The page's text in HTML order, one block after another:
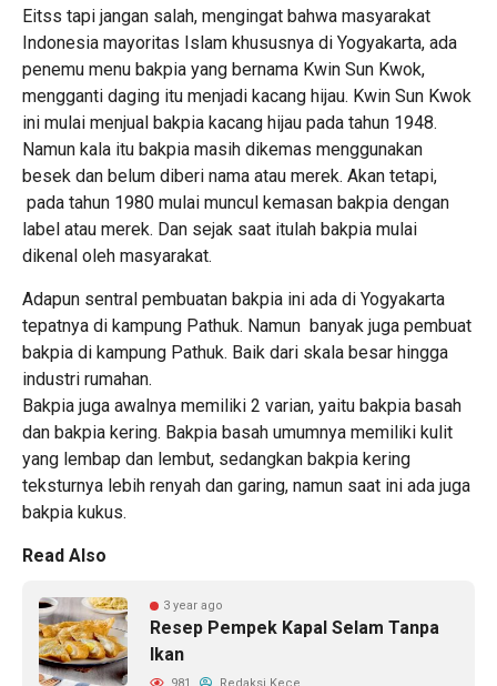
Eitss tapi jangan salah, mengingat bahwa masyarakat
Indonesia mayoritas Islam khususnya di Yogyakarta, ada
penemu menu bakpia yang bernama Kwin Sun Kwok,
mengganti daging itu menjadi kacang hijau. Kwin Sun Kwok
ini mulai menjual bakpia kacang hijau pada tahun 1948.
Namun kala itu bakpia masih dikemas menggunakan
besek dan belum diberi nama atau merek. Akan tetapi,
pada tahun 1980 mulai muncul kemasan bakpia dengan
label atau merek. Dan sejak saat itulah bakpia mulai
dikenal oleh masyarakat.
Adapun sentral pembuatan bakpia ini ada di Yogyakarta
tepatnya di kampung Pathuk. Namun banyak juga pembuat
bakpia di kampung Pathuk. Baik dari skala besar hingga
industri rumahan.
Bakpia juga awalnya memiliki 2 varian, yaitu bakpia basah
dan bakpia kering. Bakpia basah umumnya memiliki kulit
yang lembap dan lembut, sedangkan bakpia kering
teksturnya lebih renyah dan garing, namun saat ini ada juga
bakpia kukus.
Read Also
3 year ago
Resep Pempek Kapal Selam Tanpa
Ikan